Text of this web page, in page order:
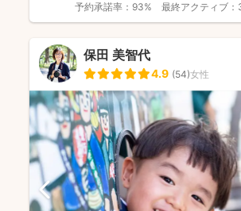
予約承諾率： 93% 最終アクティブ：
保田 美智代
4.9 (54)女性